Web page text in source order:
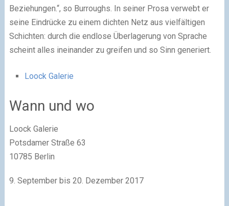
Beziehungen.“, so Burroughs. In seiner Prosa verwebt er
seine Eindrücke zu einem dichten Netz aus vielfältigen
Schichten: durch die endlose Überlagerung von Sprache
scheint alles ineinander zu greifen und so Sinn generiert.
Loock Galerie
Wann und wo
Loock Galerie
Potsdamer Straße 63
10785 Berlin
9. September bis 20. Dezember 2017